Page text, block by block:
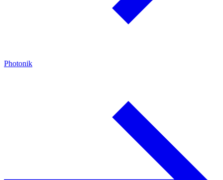
Photonik